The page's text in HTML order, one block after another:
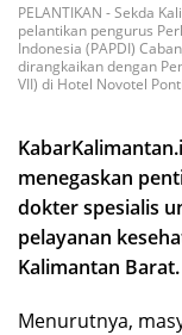
PELANTIKAN - Sekda
pelantikan pengurus
Indonesia (PAPDI)
dirangkaikan dengan
VII) di Hotel Novotel
menegaskan
dokter spesialis
pelayanan
Kalimantan Barat.
Menurutnya,